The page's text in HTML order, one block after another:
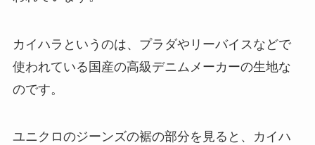
カイハラというのは、プラダやリーバイスなどで
使われている国産の高級デニムメーカーの生地な
のです。
ユニクロのジーンズの裾の部分を見ると、カイハ